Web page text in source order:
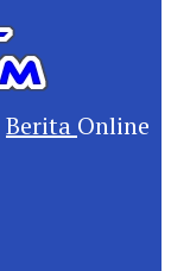
Berita Online